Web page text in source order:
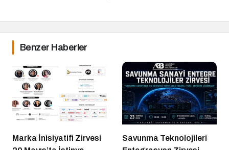
Benzer Haberler
Marka İnisiyatifi Zirvesi
Savunma Teknolojileri